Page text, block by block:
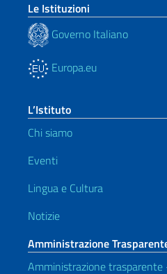
Le Istituzioni
Governo Italiano
Europa.eu
L’Istituto
Chi siamo
Eventi
Lingua e Cultura
Notizie
Amministrazione
Amministrazione